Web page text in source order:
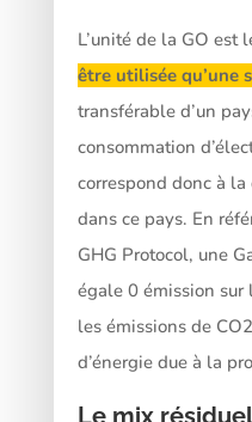
L’unité de la GO est
être utilisée qu’une
transférable d’un
consommation
correspond donc à
dans ce pays. En
GHG Protocol, une
égale 0 émission sur
les émissions de
d’énergie due à la
Le mix résiduel